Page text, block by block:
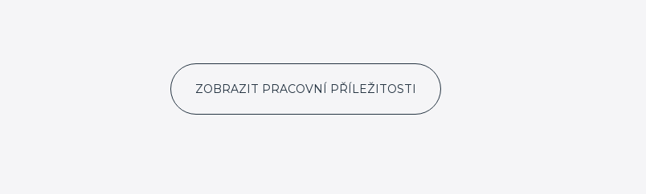
ZOBRAZIT PRACOVNÍ PŘÍLEŽITOSTI